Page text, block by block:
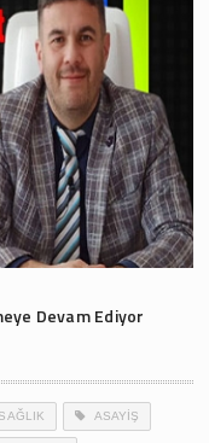
Devam Ediyor
SAĞLIK ASAYİŞ